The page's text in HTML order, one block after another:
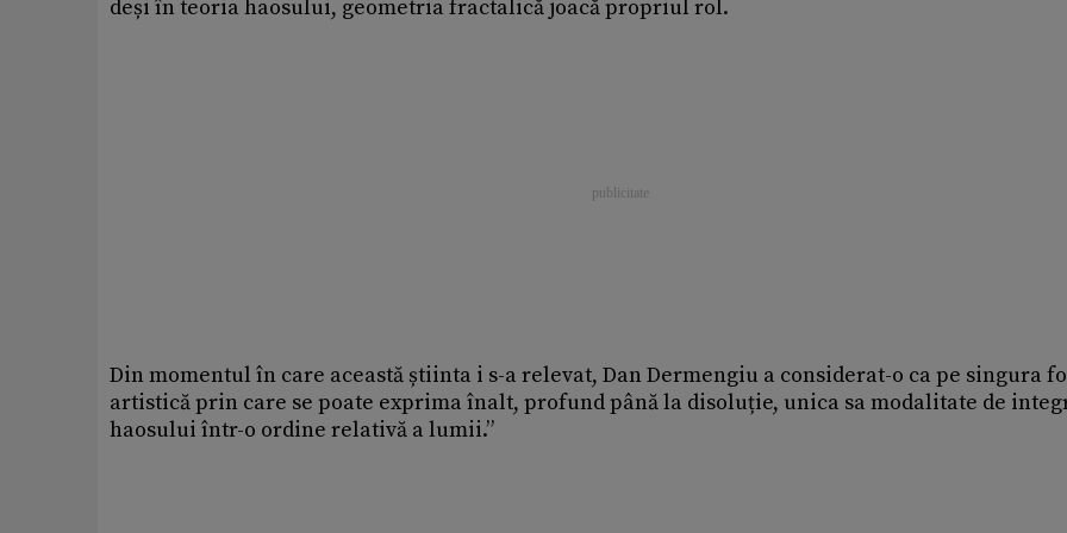
deși în teoria haosului, geometria fractalică joacă propriul rol.
Din momentul în care această știinta i s-a relevat, Dan Dermengiu a considerat-o ca pe singura
artistică prin care se poate exprima înalt, profund până la disoluție, unica sa modalitate de
haosului într-o ordine relativă a lumii.”